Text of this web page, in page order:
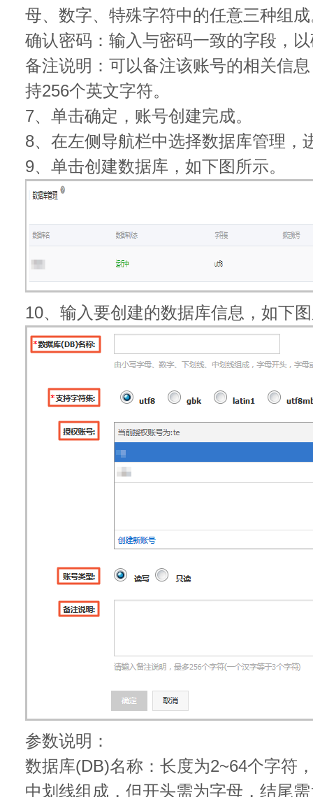
母、数字、特殊字符中的任意三种组
确认密码：输入与密码一致的字段，
备注说明：可以备注该账号的相关信
持256个英文字符。
7、单击确定，账号创建完成。
8、在左侧导航栏中选择数据库管理，
9、单击创建数据库，如下图所示。
10、输入要创建的数据库信息，如下
参数说明：
数据库(DB)名称：长度为2~64个字符
中划线组成，但开头需为字母，结尾